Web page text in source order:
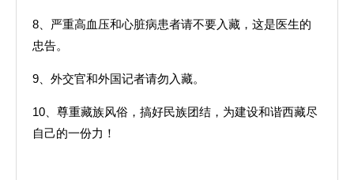
8、严重高血压和心脏病患者请不要入藏，这是医生的
忠告。
9、外交官和外国记者请勿入藏。
10、尊重藏族风俗，搞好民族团结，为建设和谐西藏尽
自己的一份力！